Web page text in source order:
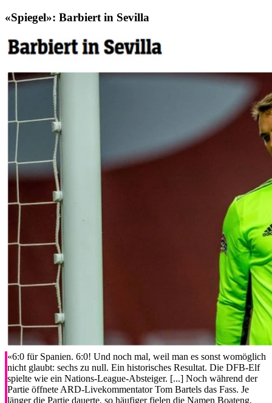
«Spiegel»: Barbiert in Sevilla
«6:0 für Spanien. 6:0! Und noch mal, weil man es sonst womöglich
nicht glaubt: sechs zu null. Ein historisches Resultat. Die DFB-Elf
spielte wie ein Nations-League-Absteiger. [...] Noch während der
Partie öffnete ARD-Livekommentator Tom Bartels das Fass. Je
länger die Partie dauerte, so häufiger fielen die Namen Boateng,